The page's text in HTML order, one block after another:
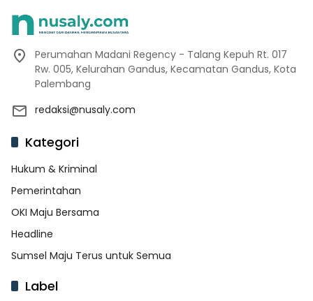
Perumahan Madani Regency - Talang Kepuh Rt. 017
Rw. 005, Kelurahan Gandus, Kecamatan Gandus, Kota
Palembang
redaksi@nusaly.com
Kategori
Hukum & Kriminal
Pemerintahan
OKI Maju Bersama
Headline
Sumsel Maju Terus untuk Semua
Label